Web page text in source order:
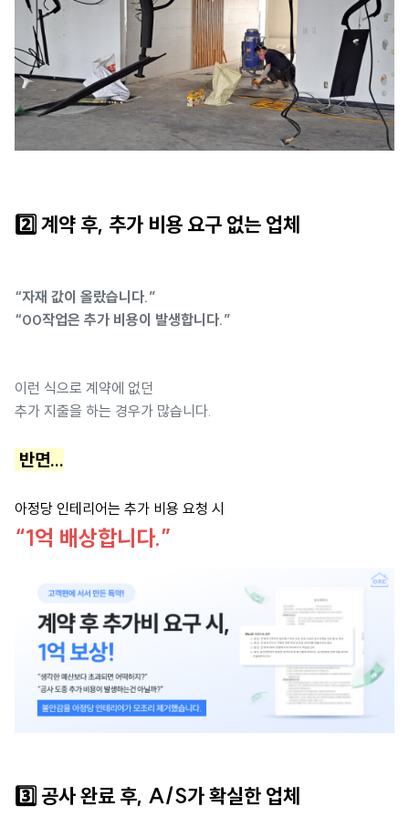
2️⃣ 계약 후, 추가 비용 요구 없는 업체
“자재 값이 올랐습니다.”
“00작업은 추가 비용이 발생합니다.”
이런 식으로 계약에 없던
추가 지출을 하는 경우가 많습니다.
반면...
아정당 인테리어는 추가 비용 요청 시
“1억 배상합니다.”
3️⃣ 공사 완료 후, A/S가 확실한 업체